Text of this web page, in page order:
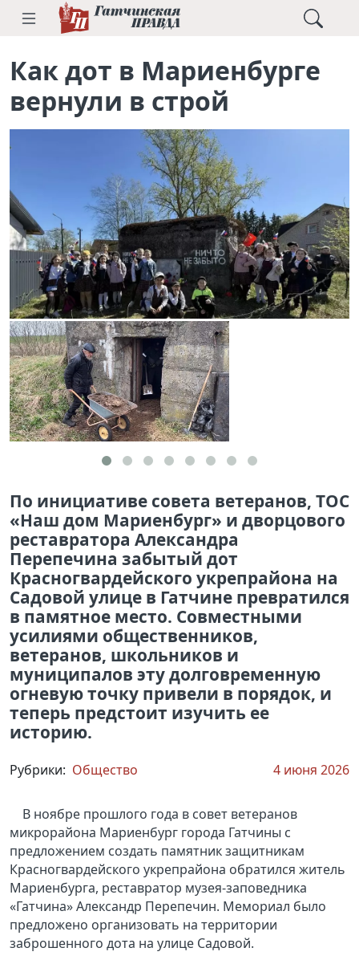
Как дот в Мариенбурге
вернули в строй
По инициативе совета ветеранов, ТОС
«Наш дом Мариенбург» и дворцового
реставратора Александра
Перепечина забытый дот
Красногвардейского укрепрайона на
Садовой улице в Гатчине превратился
в памятное место. Совместными
усилиями общественников,
ветеранов, школьников и
муниципалов эту долговременную
огневую точку привели в порядок, и
теперь предстоит изучить ее
историю.
Рубрики: Общество 4 июня 2026
В ноябре прошлого года в совет ветеранов
микрорайона Мариенбург города Гатчины с
предложением создать памятник защитникам
Красногвардейского укрепрайона обратился житель
Мариенбурга, реставратор музея-заповедника
«Гатчина» Александр Перепечин. Мемориал было
предложено организовать на территории
заброшенного дота на улице Садовой.